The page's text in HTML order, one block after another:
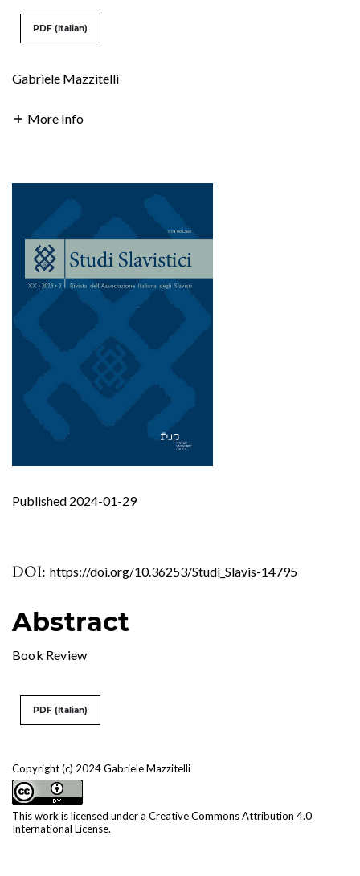
PDF (Italian)
Gabriele Mazzitelli
More Info
DOI: https://doi.org/10.36253/Studi_Slavis-14795
Published 2024-01-29
Copyright (c) 2024 Gabriele Mazzitelli
This work is licensed under a Creative Commons Attribution 4.0
International License.
Abstract
Book Review
PDF (Italian)